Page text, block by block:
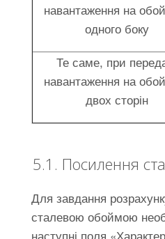
навантаження на
одного боку
Те саме, при
навантаження на
двох сторін
5.1. Посилення
Для завдання
сталевою обоймою
наступні поля